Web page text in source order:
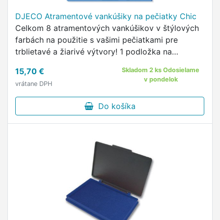
DJECO Atramentové vankúšiky na pečiatky Chic
Celkom 8 atramentových vankúšikov v štýlových
farbách na použitie s vašimi pečiatkami pre
trblietavé a žiarivé výtvory! 1 podložka na
použitím 8 atramentových vankúšikov, …
15,70 €
vrátane DPH
Skladom 2 ks Odosielame
v pondelok
Do košíka